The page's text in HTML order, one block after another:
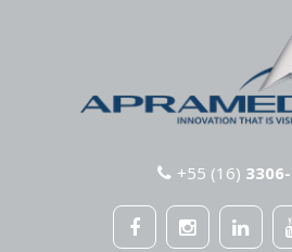
+55 (16)